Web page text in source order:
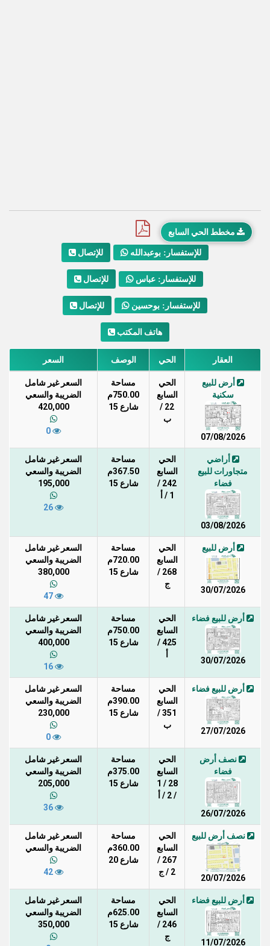
مخطط الحي السابع
للإتصال للإستفسار: بوعبدالله
للإتصال للإستفسار: عباس
للإتصال للإستفسار: بوحسين
هاتف المكتب
العقار الحي الوصف السعر
أرض للبيع
سكنية
07/08/2026
الحي
السابع
22 /
ب
مساحة
750.00م
شارع 15
السعر غير شامل
الضريبة والسعي
420,000
أراضي
متجاورات للبيع
فضاء
03/08/2026
الحي
السابع
242 /
1 / أ
مساحة
367.50م
شارع 15
السعر غير شامل
الضريبة والسعي
195,000
أرض للبيع
30/07/2026
الحي
السابع
268 /
ج
مساحة
720.00م
شارع 15
السعر غير شامل
الضريبة والسعي
380,000
أرض للبيع فضاء
30/07/2026
الحي
السابع
425 /
مساحة
750.00م
شارع 15
السعر غير شامل
الضريبة والسعي
400,000
أرض للبيع فضاء
27/07/2026
الحي
السابع
351 /
ب
مساحة
390.00م
شارع 15
السعر غير شامل
الضريبة والسعي
230,000
نصف أرض
فضاء
26/07/2026
الحي
السابع
28 / 1
/ 2 / أ
مساحة
375.00م
شارع 15
السعر غير شامل
الضريبة والسعي
205,000
نصف أرض للبيع
20/07/2026
الحي
السابع
267 /
2 / ج
مساحة
360.00م
شارع 20
السعر غير شامل
الضريبة والسعي
أرض للبيع فضاء
11/07/2026
الحي
السابع
246 /
ج
مساحة
625.00م
شارع 15
السعر غير شامل
الضريبة والسعي
350,000